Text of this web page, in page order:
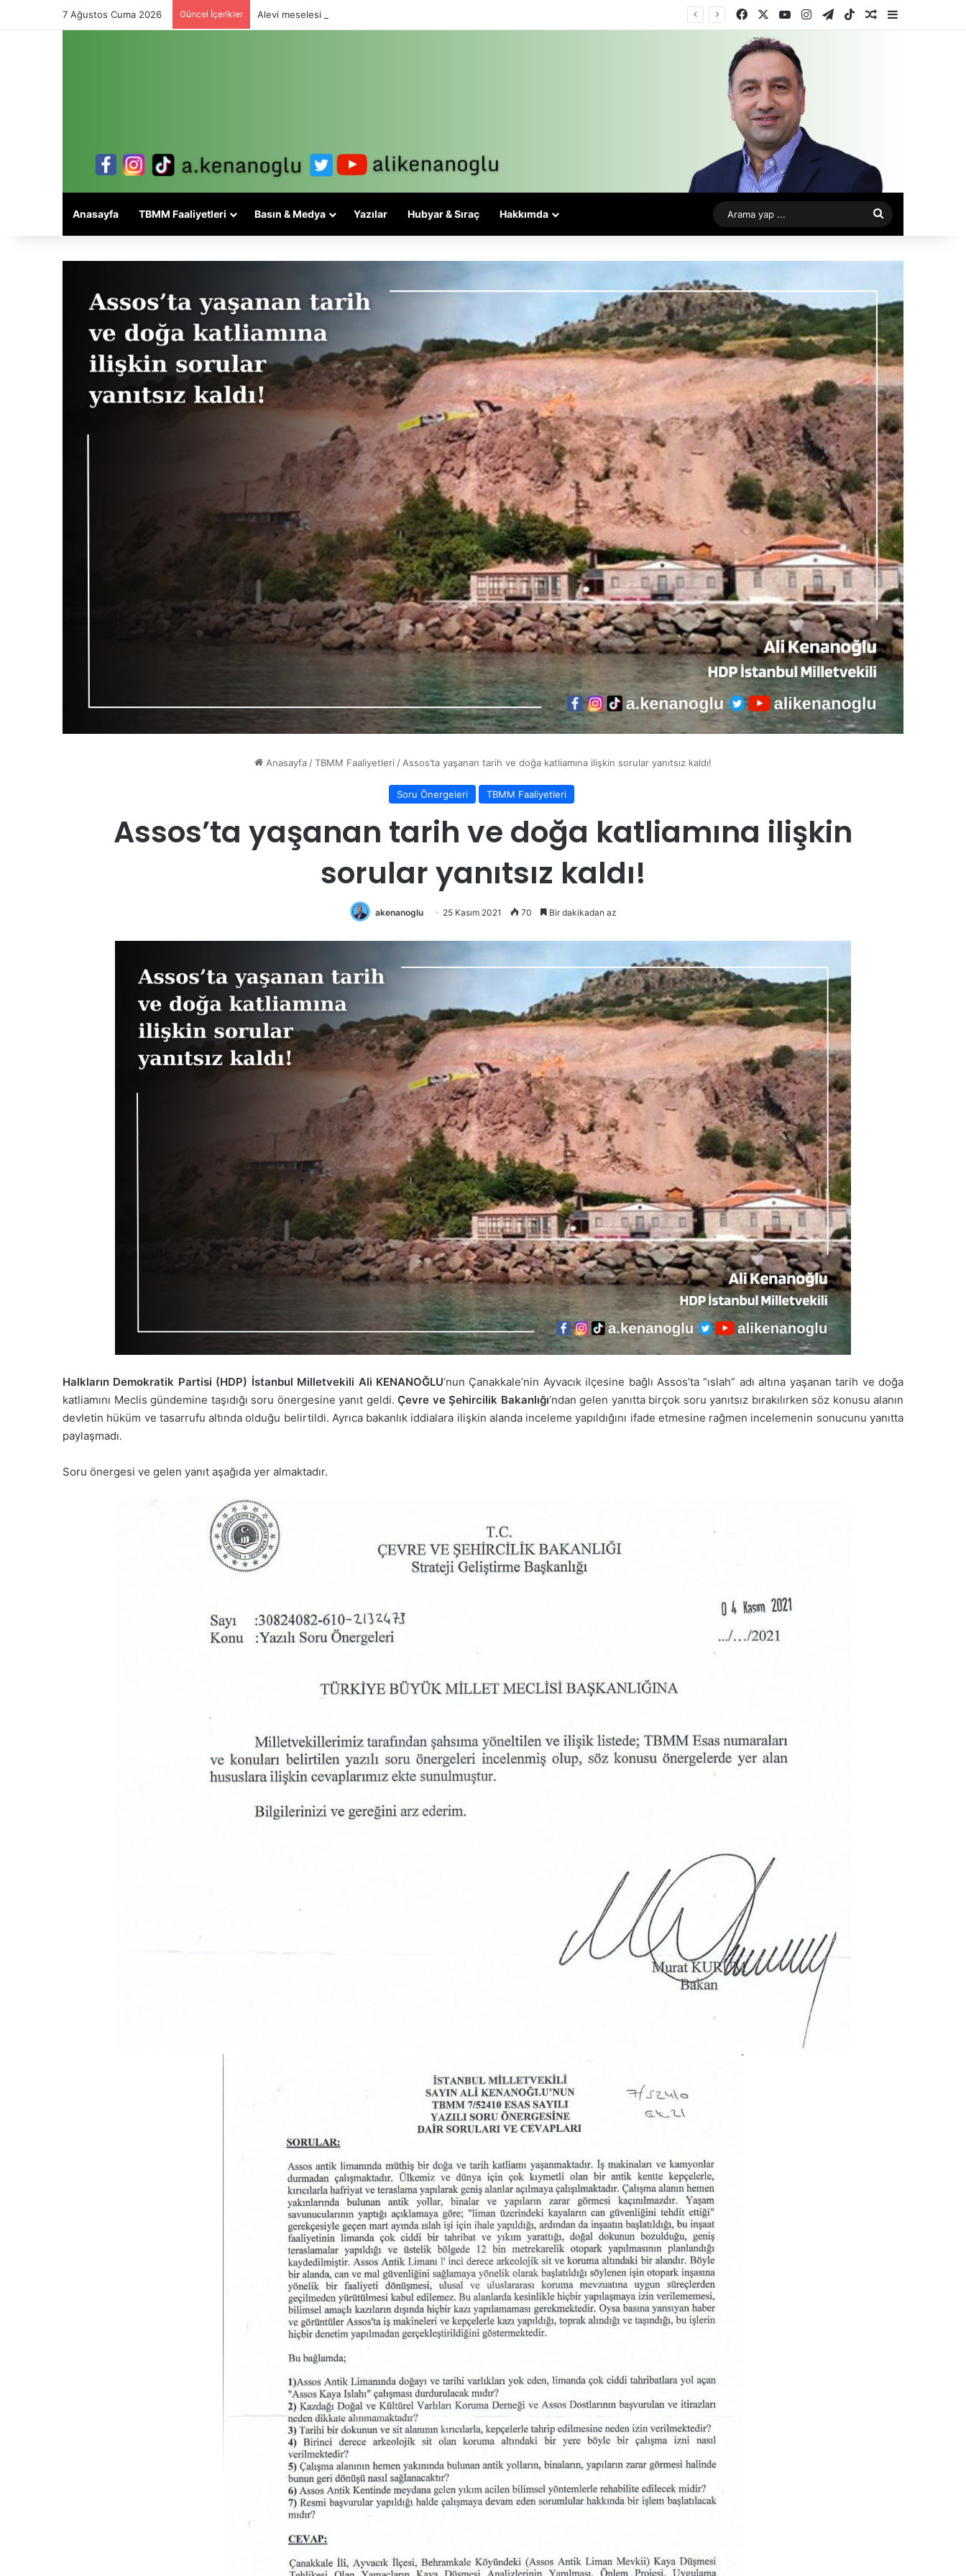
7 Ağustos Cuma 2026 Güncel İçerikler Alevi meselesi 3-5 valiyle çözülmez, bu bir eşit yurttaşlık sorunudur! FacebookYouTubeInstagram
TelegramTikTokRastgele Makale
Kenar
Anasayfa TBMM Faaliyetleri Basın & Medya Yazılar Hubyar & Sıraç Hakkımda
Arama
yap
...
Anasayfa /TBMM Faaliyetleri / Assos’ta yaşanan tarih ve doğa katliamına ilişkin sorular yanıtsız kaldı!
Soru Önergeleri TBMM Faaliyetleri
Assos’ta yaşanan tarih ve doğa katliamına ilişkin
sorular yanıtsız kaldı!
akenanoglu 25 Kasım 2021 70 Bir dakikadan az
Halkların Demokratik Partisi (HDP) İstanbul Milletvekili Ali KENANOĞLU‘nun Çanakkale’nin Ayvacık ilçesine bağlı Assos’ta “ıslah” adı altına yaşanan tarih ve doğa
katliamını Meclis gündemine taşıdığı soru önergesine yanıt geldi. Çevre ve Şehircilik Bakanlığı’ndan gelen yanıtta birçok soru yanıtsız bırakılırken söz konusu alanın
devletin hüküm ve tasarrufu altında olduğu belirtildi. Ayrıca bakanlık iddialara ilişkin alanda inceleme yapıldığını ifade etmesine rağmen incelemenin sonucunu yanıtta
paylaşmadı.
Soru önergesi ve gelen yanıt aşağıda yer almaktadır.